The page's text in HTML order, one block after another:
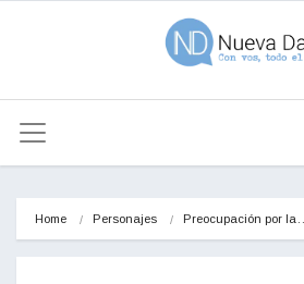
Home Personajes Preocupación por la…